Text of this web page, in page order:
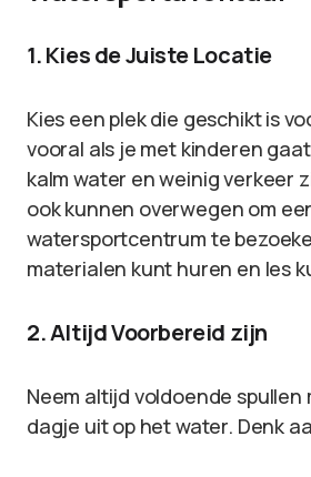
1. Kies de Juiste Locatie
Kies een plek die geschikt is
vooral als je met kinderen
kalm water en weinig verkeer
ook kunnen overwegen om
watersportcentrum te
materialen kunt huren en les
2. Altijd Voorbereid zijn
Neem altijd voldoende spullen
dagje uit op het water. Denk